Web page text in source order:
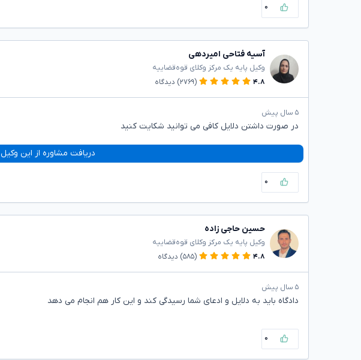
۰
آسیه فتاحی امیردهی
وکیل پایه یک مرکز وکلای قوه‌قضاییه
۴.۸
(۲۷۶۹) دیدگاه
۵ سال پیش
در صورت داشتن دلایل کافی می توانید شکایت کنید
دریافت مشاوره از این وکیل
۰
حسین حاجی زاده
وکیل پایه یک مرکز وکلای قوه‌قضاییه
۴.۸
(۵۸۵) دیدگاه
۵ سال پیش
دادگاه باید به دلایل و ادعای شما رسیدگی کند و این کار هم انجام می دهد
۰